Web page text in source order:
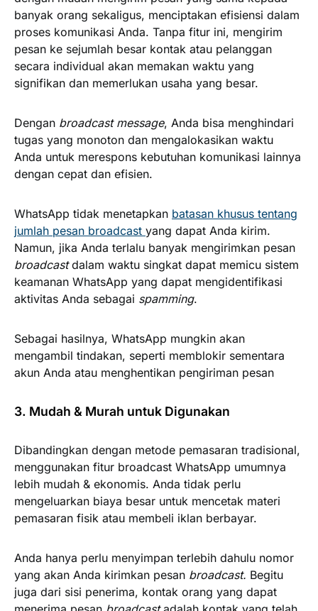
banyak orang sekaligus, menciptakan efisiensi dalam
proses komunikasi Anda. Tanpa fitur ini, mengirim
pesan ke sejumlah besar kontak atau pelanggan
secara individual akan memakan waktu yang
signifikan dan memerlukan usaha yang besar.
Dengan broadcast message, Anda bisa menghindari
tugas yang monoton dan mengalokasikan waktu
Anda untuk merespons kebutuhan komunikasi lainnya
dengan cepat dan efisien.
WhatsApp tidak menetapkan batasan khusus tentang
jumlah pesan broadcast yang dapat Anda kirim.
Namun, jika Anda terlalu banyak mengirimkan pesan
broadcastdalam waktu singkat dapat memicu sistem
keamanan WhatsApp yang dapat mengidentifikasi
aktivitas Anda sebagai spamming.
Sebagai hasilnya, WhatsApp mungkin akan
mengambil tindakan, seperti memblokir sementara
akun Anda atau menghentikan pengiriman pesan
3. Mudah & Murah untuk Digunakan
Dibandingkan dengan metode pemasaran tradisional,
menggunakan fitur broadcast WhatsApp umumnya
lebih mudah & ekonomis. Anda tidak perlu
mengeluarkan biaya besar untuk mencetak materi
pemasaran fisik atau membeli iklan berbayar.
Anda hanya perlu menyimpan terlebih dahulu nomor
yang akan Anda kirimkan pesan broadcast. Begitu
juga dari sisi penerima, kontak orang yang dapat